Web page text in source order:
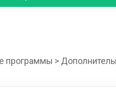
программы >